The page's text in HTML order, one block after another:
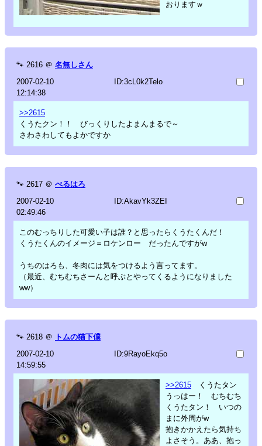
おりますｗ
🐾 2616 ＠ 名無しさん
2007-02-10
12:14:38
ID:3cL0k2Telo
>>2615
くうたクン！！ びっくりしたよまんまるで～
さわさわしてもよかですか
🐾 2617 ＠ べるはろ
2007-02-10
02:49:46
ID:AkavYk3ZEI
このむっちりした可愛い子は誰？と思ったらくうたくんだ！
くうたくんのイメージ＝ロケンロー だったんですがw
うちのはろも、冬肉には気をつけるよう言ってます。
（最近、むちむちさーんと呼ぶとやってくるようになりました
ww）
🐾 2618 ＠ トムの猫下僕
2007-02-10
14:59:55
ID:9RayoEkq5o
>>2615 くうたタン
うっはー！ むちむち
くうたタン！ いつの
まに外周がw
抱きかかえたら気持ち
よさそう。ああ、抱っ